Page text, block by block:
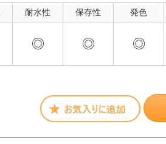
耐水性 保存性 発色
◎ ◎ ◎